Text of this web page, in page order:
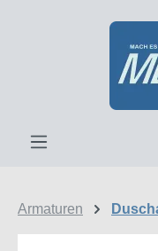
Zum Hauptinhalt
Armaturen